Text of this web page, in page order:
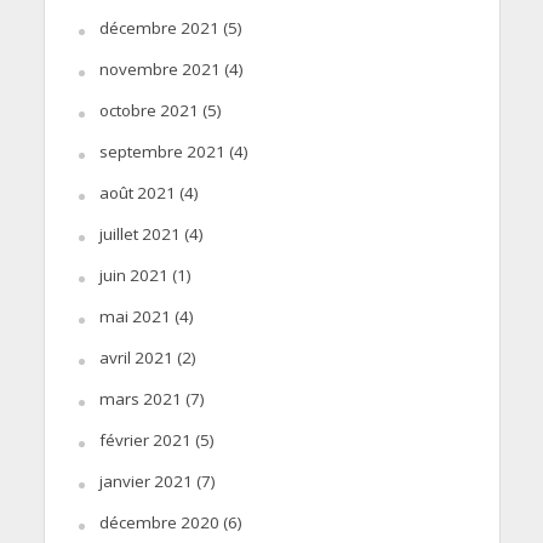
décembre 2021 (5)
novembre 2021 (4)
octobre 2021 (5)
septembre 2021 (4)
août 2021 (4)
juillet 2021 (4)
juin 2021 (1)
mai 2021 (4)
avril 2021 (2)
mars 2021 (7)
février 2021 (5)
janvier 2021 (7)
décembre 2020 (6)